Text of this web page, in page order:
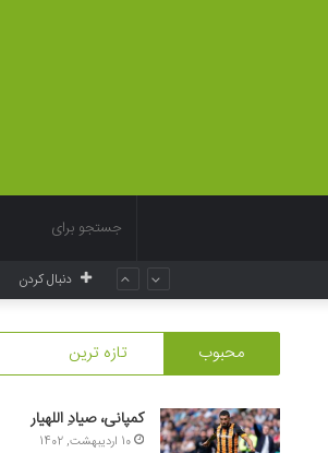
دنبال کردن
محبوب تازه ترین
کمپانی، صیادِ اللهیار
10 اردیبهشت, 1402